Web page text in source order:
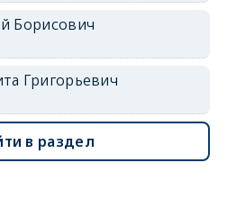
Борисович
Григорьевич
в раздел